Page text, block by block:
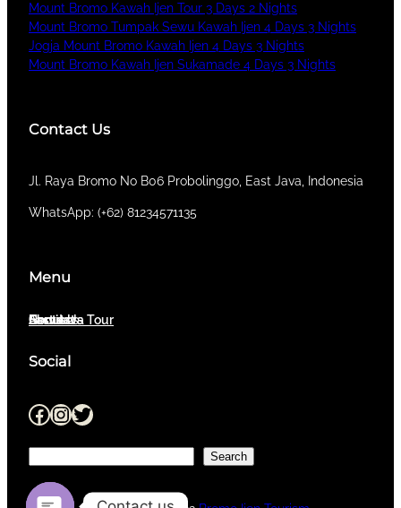
Mount Bromo Kawah Ijen Tour 3 Days 2 Nights
Mount Bromo Tumpak Sewu Kawah Ijen 4 Days 3 Nights
Jogja Mount Bromo Kawah Ijen 4 Days 3 Nights
Mount Bromo Kawah Ijen Sukamade 4 Days 3 Nights
Contact Us
​Jl. Raya Bromo No B06 Probolinggo, East Java, Indonesia
WhatsApp: (+62) 81234571135
Menu
Home
About Us
Services
Contact
East Java Tour
Social
Facebook InstagramTwitter
a
Search